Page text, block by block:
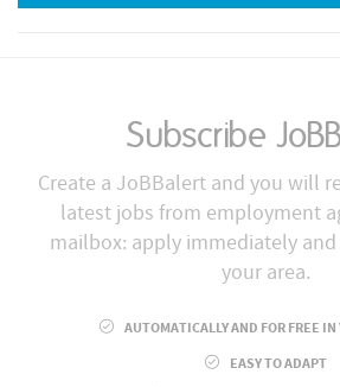
Subscribe
Create a JoBBalert and you will
latest jobs from employment
mailbox: apply immediately
your area.
AUTOMATICALLY AND FOR FREE
EASY TO ADAPT